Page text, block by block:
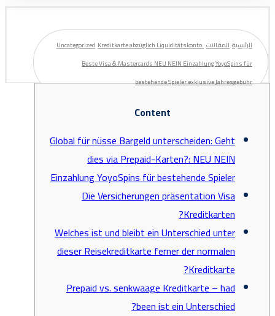
الرئيسية المقالات Uncategorized Kreditkarte abzüglich Liquiditätskonto:
Beste Visa & Mastercards NEU NEIN Einzahlung YoyoSpins für
bestehende Spieler exklusive Jahresgebühr
Content
Global für nüsse Bargeld unterscheiden: Geht
dies via Prepaid-Karten?: NEU NEIN
Einzahlung YoyoSpins für bestehende Spieler
Die Versicherungen präsentation Visa
Kreditkarten?
Welches ist und bleibt ein Unterschied unter
dieser Reisekreditkarte ferner der normalen
Kreditkarte?
Prepaid vs. senkwaage Kreditkarte – had
been ist ein Unterschied?